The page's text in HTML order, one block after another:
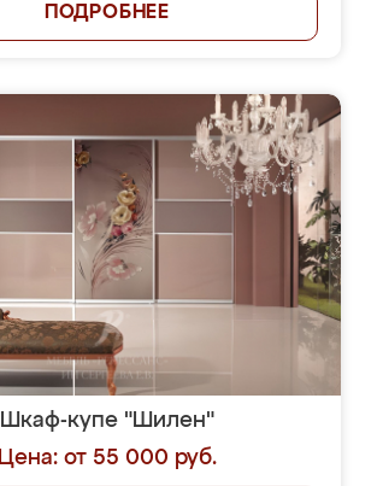
ПОДРОБНЕЕ
Шкаф-купе "Шилен"
Цена: от 55 000 руб.